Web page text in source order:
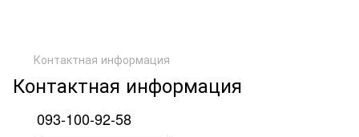
Контактная информация
Контактная информация
093-100-92-58